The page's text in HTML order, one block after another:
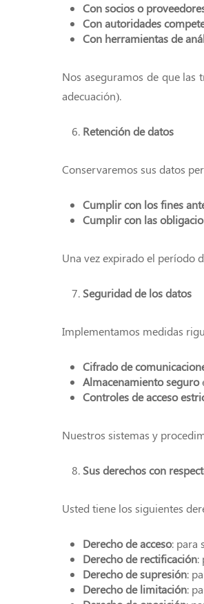
Con socios o
Con autoridades
Con herramientas de
Nos aseguramos de que las
adecuación).
Retención de datos
Conservaremos sus datos
Cumplir con los fines
Cumplir con las
Una vez expirado el período
Seguridad de los datos
Implementamos medidas
Cifrado de
Almacenamiento seguro
Controles de acceso
Nuestros sistemas y
Sus derechos con
Usted tiene los siguientes
Derecho de acceso: para
Derecho de rectificación:
Derecho de supresión:
Derecho de limitación: